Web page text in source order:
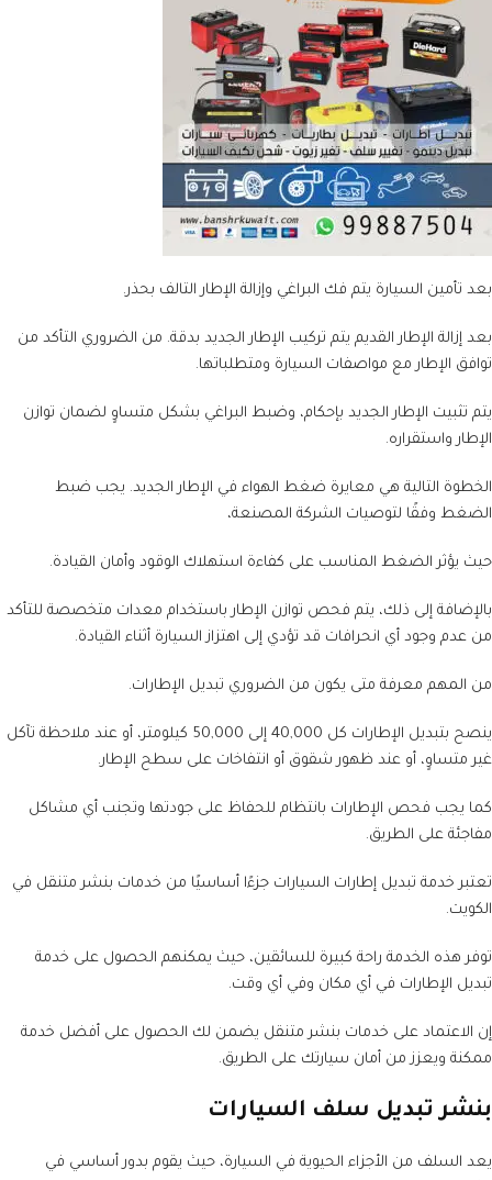
بعد تأمين السيارة يتم فك البراغي وإزالة الإطار التالف بحذر.
بعد إزالة الإطار القديم يتم تركيب الإطار الجديد بدقة. من الضروري التأكد من
توافق الإطار مع مواصفات السيارة ومتطلباتها.
يتم تثبيت الإطار الجديد بإحكام، وضبط البراغي بشكل متساوٍ لضمان توازن
الإطار واستقراره.
الخطوة التالية هي معايرة ضغط الهواء في الإطار الجديد. يجب ضبط
الضغط وفقًا لتوصيات الشركة المصنعة،
حيث يؤثر الضغط المناسب على كفاءة استهلاك الوقود وأمان القيادة.
بالإضافة إلى ذلك، يتم فحص توازن الإطار باستخدام معدات متخصصة للتأكد
من عدم وجود أي انحرافات قد تؤدي إلى اهتزاز السيارة أثناء القيادة.
من المهم معرفة متى يكون من الضروري تبديل الإطارات.
ينصح بتبديل الإطارات كل 40,000 إلى 50,000 كيلومتر، أو عند ملاحظة تآكل
غير متساوٍ، أو عند ظهور شقوق أو انتفاخات على سطح الإطار.
كما يجب فحص الإطارات بانتظام للحفاظ على جودتها وتجنب أي مشاكل
مفاجئة على الطريق.
تعتبر خدمة تبديل إطارات السيارات جزءًا أساسيًا من خدمات بنشر متنقل في
الكويت.
توفر هذه الخدمة راحة كبيرة للسائقين، حيث يمكنهم الحصول على خدمة
تبديل الإطارات في أي مكان وفي أي وقت.
إن الاعتماد على خدمات بنشر متنقل يضمن لك الحصول على أفضل خدمة
ممكنة ويعزز من أمان سيارتك على الطريق.
بنشر تبديل سلف السيارات
يعد السلف من الأجزاء الحيوية في السيارة، حيث يقوم بدور أساسي في